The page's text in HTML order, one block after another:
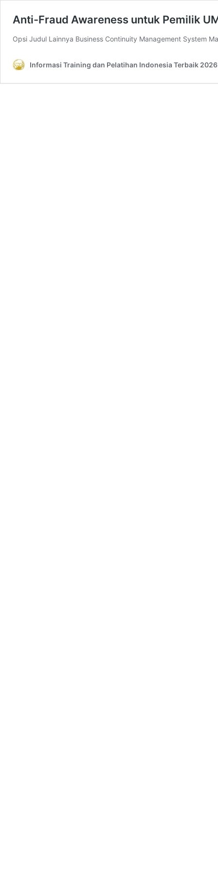
Anti-Fraud Awareness untuk Pemilik
Opsi Judul Lainnya Business Continuity Management System
Informasi Training dan Pelatihan Indonesia Terbaik 2026